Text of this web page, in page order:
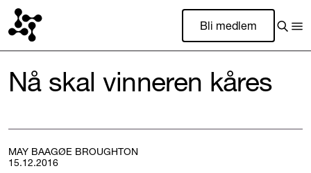
Bli medlem
Nå skal vinneren kåres
MAY BAAGØE BROUGHTON
15.12.2016